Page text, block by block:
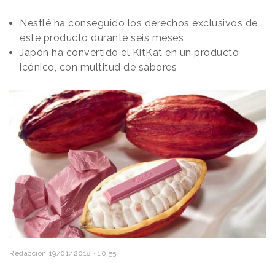
Nestlé ha conseguido los derechos exclusivos de
este producto durante seis meses
Japón ha convertido el KitKat en un producto
icónico, con multitud de sabores
Redacción 19/01/2018 · 10:55